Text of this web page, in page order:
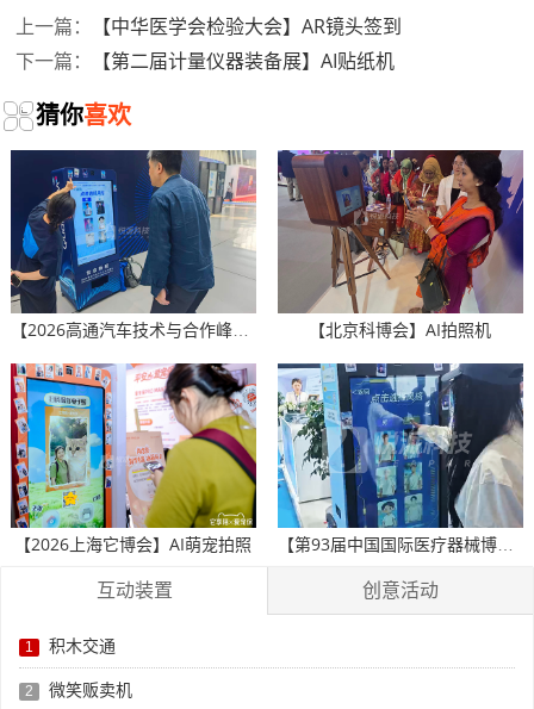
上一篇： 【中华医学会检验大会】AR镜头签到
下一篇： 【第二届计量仪器装备展】AI贴纸机
猜你喜欢
【2026高通汽车技术与合作峰会】AI冰箱贴 【北京科博会】AI拍照机
【2026上海它博会】AI萌宠拍照 【第93届中国国际医疗器械博览会】AI冰箱贴
互动装置 创意活动
1 积木交通
2 微笑贩卖机